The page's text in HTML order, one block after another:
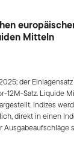
Mitteln
der
12M-Satz. Liquide
Indizes
direkt in einen